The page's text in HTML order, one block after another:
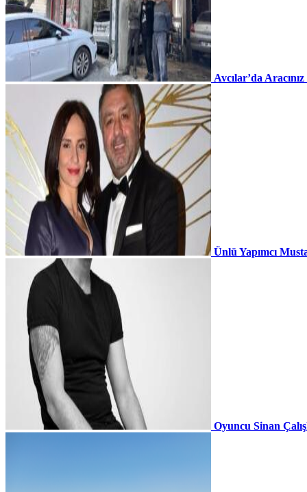
Avcılar’da
Ünlü Yapımcı
Oyuncu Sinan